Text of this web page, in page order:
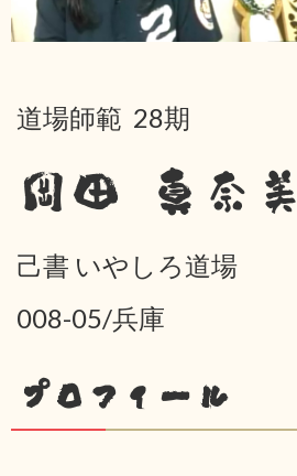
道場師範 28期
岡田 真奈美
己書 いやしろ道場
008-05/兵庫
プロフィール